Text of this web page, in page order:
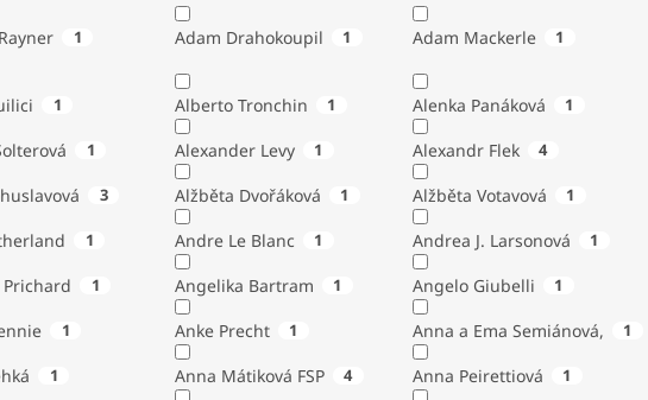
1 Adam Drahokoupil 1 Adam Mackerle 1
1 Alberto Tronchin 1 Alenka Panáková 1
1 Alexander Levy 1 Alexandr Flek 4
3 Alžběta Dvořáková 1 Alžběta Votavová 1
1 Andre Le Blanc 1 Andrea J. Larsonová 1
1 Angelika Bartram 1 Angelo Giubelli 1
1 Anke Precht 1 Anna a Ema Semiánová, 1
1 Anna Mátiková FSP 4 Anna Peirettiová 1